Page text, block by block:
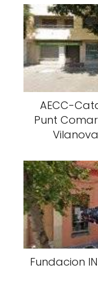
AECC-
Punt
Fundacion